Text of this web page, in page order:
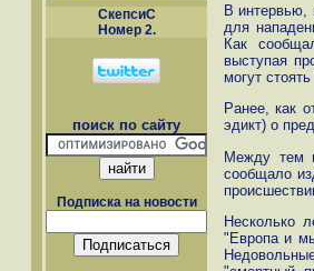
СкепсиС
Номер 2.
поиск по сайту
Подписка на новости
В интервью,
для
Как
выступая
могут
Ранее, как
эдикт) о
Между тем
сообщало
Несколько
"Европа и